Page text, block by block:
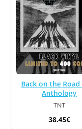
Back on the
Anthology
TNT
38.45€